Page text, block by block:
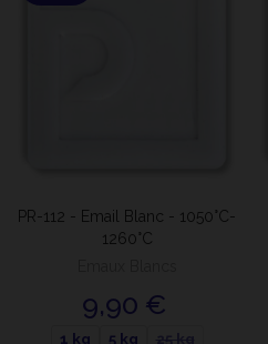
PR-112 - Email Blanc - 1050°C-
1260°C
9,90 €
1 kg 5 kg